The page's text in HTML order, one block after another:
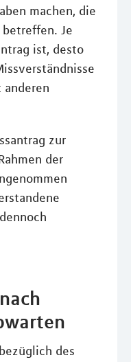
machen, die
Je
ist, desto
zur
der
des